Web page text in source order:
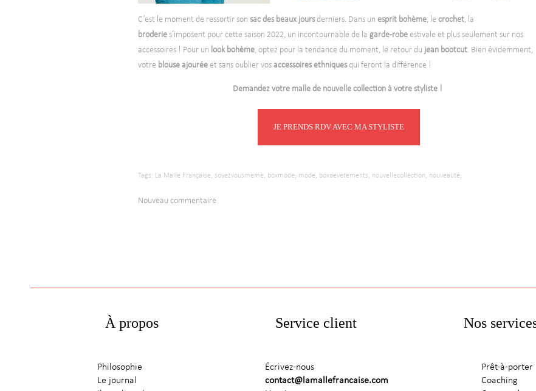
C’est le moment de ressortir son sac des beaux joursderniers. Dans un esprit bohème, le crochet, la
broderie s’imposent pour cette saison 2022, un incontournable de la garde-robe estivale et plus seulement sur nos
accessoires ! Pour un look bohème, optez pour la tendance du moment, le retour du jean bootcut. Bien évidemment,
votre blouse ajourée et sans oublier vos accessoires ethniquesqui feront la différence !
Demandez votre malle de nouvelle collection à votre styliste !
JE PRENDS RDV AVEC MA STYLISTE
Tags: La Malle Française, soyezvousmeme, boxmode, mode, boxdevetements, nouvellecollection, nouveauté,
Nouveau commentaire
À propos
Philosophie
Le journal
Service client
Écrivez-nous
contact@lamallefrancaise.com
Nos
Prêt-à-porter
Coaching